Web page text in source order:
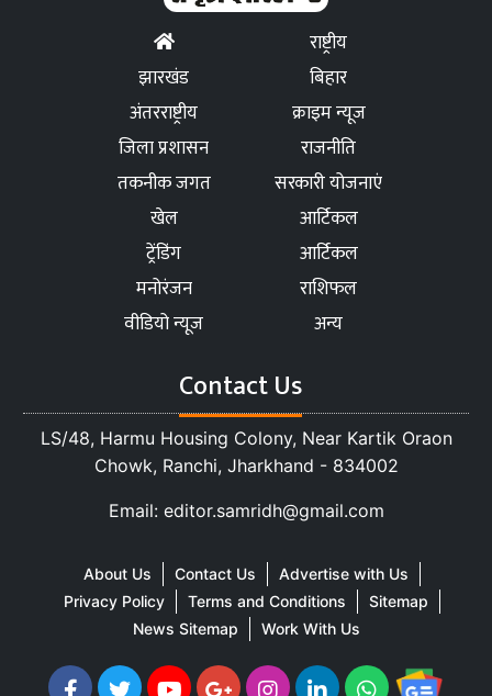
राष्ट्रीय
झारखंड
बिहार
अंतरराष्ट्रीय
क्राइम न्यूज
जिला प्रशासन
राजनीति
तकनीक जगत
सरकारी योजनाएं
खेल
आर्टिकल
ट्रेंडिंग
आर्टिकल
मनोरंजन
राशिफल
वीडियो न्यूज
अन्य
Contact Us
LS/48, Harmu Housing Colony, Near Kartik Oraon
Chowk, Ranchi, Jharkhand - 834002
Email: editor.samridh@gmail.com
About Us Contact Us
Advertise with Us
Privacy Policy
Terms and Conditions
Sitemap
News Sitemap
Work With Us